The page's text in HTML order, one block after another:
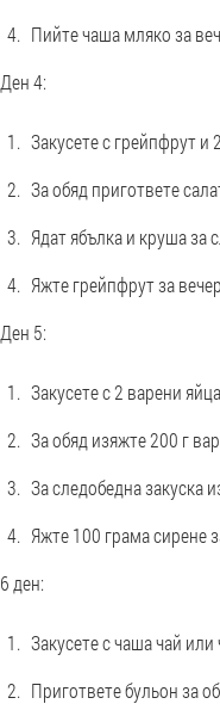
Пийте чаша мляко за
Ден 4:
Закусете с грейпфрут и
За обяд пригответе
Ядат ябълка и круша за
Яжте грейпфрут за
Ден 5:
Закусете с 2 варени
За обяд изяжте 200 г
За следобедна закуска
Яжте 100 грама сирене
6 ден:
Закусете с чаша чай
Пригответе бульон за